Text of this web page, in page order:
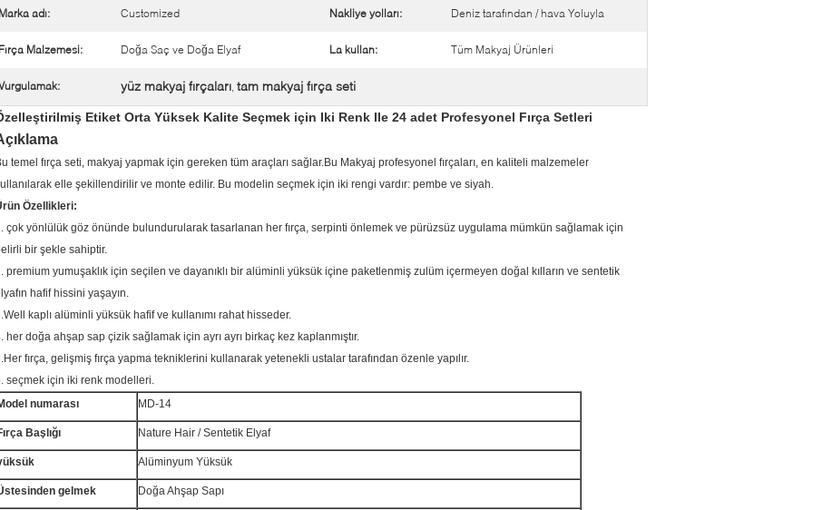
Marka adı: Customized Nakliye yolları: Deniz tarafından / hava Yoluyla
Fırça Malzemesi: Doğa Saç ve Doğa Elyaf La kullan: Tüm Makyaj Ürünleri
yüz makyaj fırçaları, tam makyaj fırça seti
Etiket Orta Yüksek Kalite Seçmek için Iki Renk Ile 24 adet Profesyonel Fırça Setleri
temel fırça seti, makyaj yapmak için gereken tüm araçları sağlar.Bu Makyaj profesyonel fırçaları, en kaliteli malzemeler
elle şekillendirilir ve monte edilir. Bu modelin seçmek için iki rengi vardır: pembe ve siyah.
Özellikleri:
çok yönlülük göz önünde bulundurularak tasarlanan her fırça, serpinti önlemek ve pürüzsüz uygulama mümkün sağlamak için
bir şekle sahiptir.
premium yumuşaklık için seçilen ve dayanıklı bir alüminli yüksük içine paketlenmiş zulüm içermeyen doğal kılların ve sentetik
hafif hissini yaşayın.
kaplı alüminli yüksük hafif ve kullanımı rahat hisseder.
her doğa ahşap sap çizik sağlamak için ayrı ayrı birkaç kez kaplanmıştır.
fırça, gelişmiş fırça yapma tekniklerini kullanarak yetenekli ustalar tarafından özenle yapılır.
seçmek için iki renk modelleri.
numarası
MD-14
Başlığı Nature Hair / Sentetik Elyaf
Alüminyum Yüksük
gelmek Doğa Ahşap Sapı